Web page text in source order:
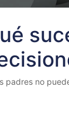
padres no